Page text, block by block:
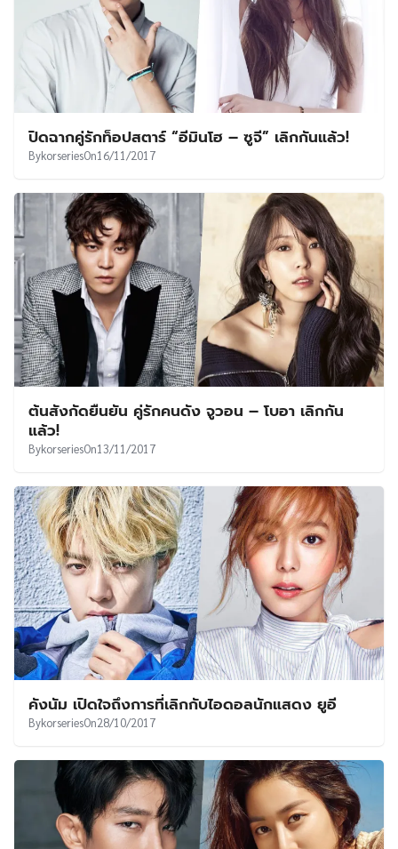
ปิดฉากคู่รักท็อปสตาร์ “อีมินโฮ – ซูจี” เลิกกันแล้ว!
BykorseriesOn16/11/2017
ต้นสังกัดยืนยัน คู่รักคนดัง จูวอน – โบอา เลิกกัน
แล้ว!
BykorseriesOn13/11/2017
คังนัม เปิดใจถึงการที่เลิกกับไอดอลนักแสดง ยูอี
BykorseriesOn28/10/2017